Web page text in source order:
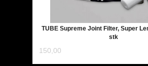
TUBE Supreme Joint Filter, Super
stk
150,00